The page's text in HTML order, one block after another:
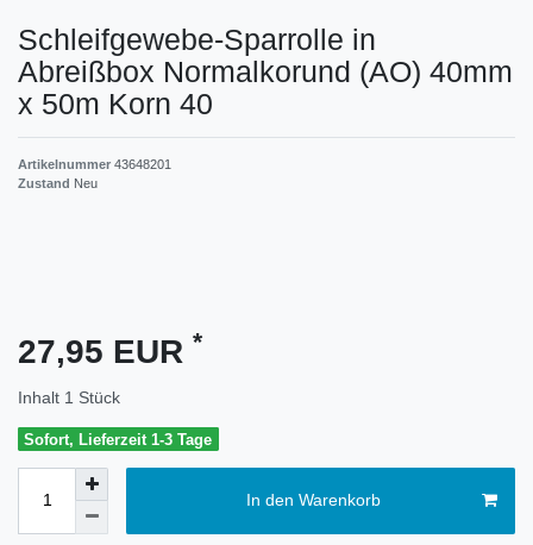
Schleifgewebe-Sparrolle in
Abreißbox Normalkorund (AO) 40mm
x 50m Korn 40
Artikelnummer 43648201
Zustand Neu
27,95 EUR *
Inhalt 1 Stück
Sofort, Lieferzeit 1-3 Tage
In den Warenkorb